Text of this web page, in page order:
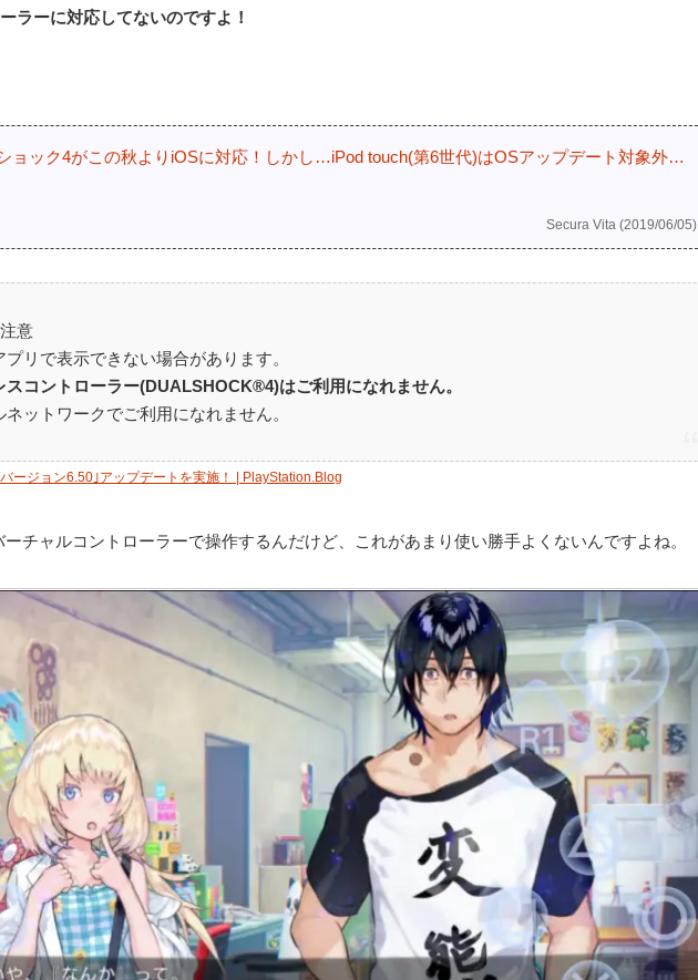
ラーに対応してないのですよ！
ョック4がこの秋よりiOSに対応！しかし…iPod touch(第6世代)はOSアップデート対象外…
Secura Vita (2019/06/05)
意
プリで表示できない場合があります。
コントローラー(DUALSHOCK®4)はご利用になれません。
ネットワークでご利用になれません。
ージョン6.50｣アップデートを実施！ | PlayStation.Blog
チャルコントローラーで操作するんだけど、これがあまり使い勝手よくないんですよね。